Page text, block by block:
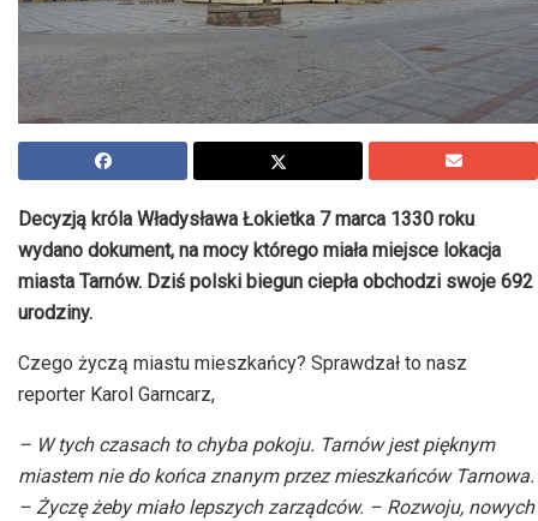
Decyzją króla Władysława Łokietka 7 marca 1330 roku
wydano dokument, na mocy którego miała miejsce lokacja
miasta Tarnów. Dziś polski biegun ciepła obchodzi swoje 692
urodziny.
Czego życzą miastu mieszkańcy? Sprawdzał to nasz
reporter Karol Garncarz,
– W tych czasach to chyba pokoju. Tarnów jest pięknym
miastem nie do końca znanym przez mieszkańców Tarnowa.
– Życzę żeby miało lepszych zarządców. – Rozwoju, nowych